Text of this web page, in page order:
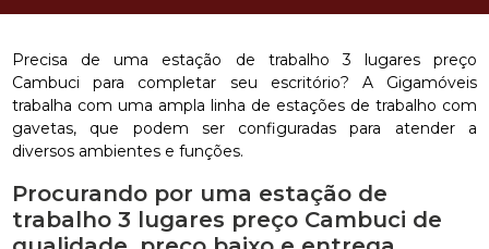
Precisa de uma estação de trabalho 3 lugares preço
Cambuci para completar seu escritório? A Gigamóveis
trabalha com uma ampla linha de estações de trabalho com
gavetas, que podem ser configuradas para atender a
diversos ambientes e funções.
Procurando por uma estação de
trabalho 3 lugares preço Cambuci de